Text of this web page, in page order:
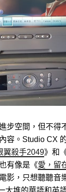
步空間，但不得
容。Studio CX
翼殺手2049》和
有像是《愛，留
影，只想聽聽音